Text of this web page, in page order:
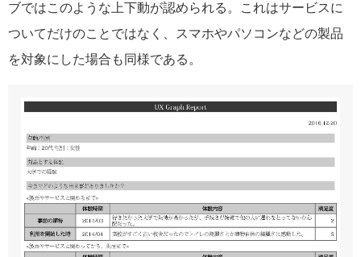
ブではこのような上下動が認められる。これはサービスに
ついてだけのことではなく、スマホやパソコンなどの製品
を対象にした場合も同様である。